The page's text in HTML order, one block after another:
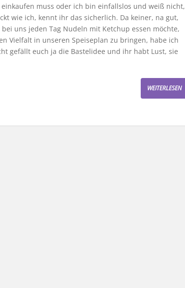
muss oder ich bin einfallslos und weiß nicht,
wie ich, kennt ihr das sicherlich. Da keiner, na gut,
uns jeden Tag Nudeln mit Ketchup essen möchte,
Vielfalt in unseren Speiseplan zu bringen, habe ich
gefällt euch ja die Bastelidee und ihr habt Lust, sie
WEITERLESEN